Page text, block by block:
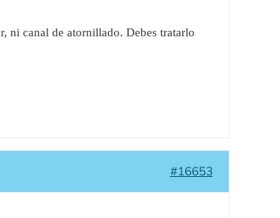
ni canal de atornillado. Debes tratarlo
#16653